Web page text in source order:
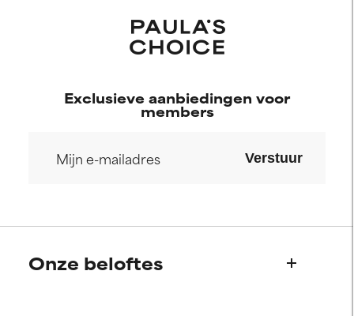
Exclusieve aanbiedingen voor
members
Verstuur
Onze beloftes